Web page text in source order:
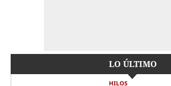
LO ÚLTIMO
HILOS